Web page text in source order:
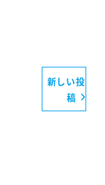
新しい投
稿